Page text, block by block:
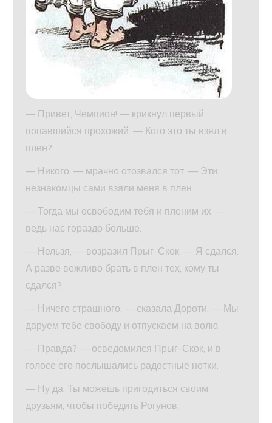
— Привет, Чемпион! — крикнул первый
попавшийся прохожий. — Кого это ты взял в
плен?
— Никого, — мрачно отозвался тот. — Эти
незнакомцы сами взяли меня в плен.
— Тогда мы освободим тебя и пленим их —
ведь нас гораздо больше.
— Нельзя, — возразил Прыг-Скок. — Я сдался.
А разве вежливо брать в плен тех, кому ты
сдался?
— Ничего страшного, — сказала Дороти. — Мы
даруем тебе свободу и отпускаем на волю.
— Правда? — осведомился Прыг-Скок, и в
голосе его послышались радостные нотки.
— Ну да. Ты можешь пригодиться своим
друзьям, чтобы победить Рогунов.